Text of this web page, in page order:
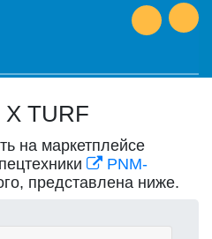
X TURF
на маркетплейсе
PNM-
представлена ниже.